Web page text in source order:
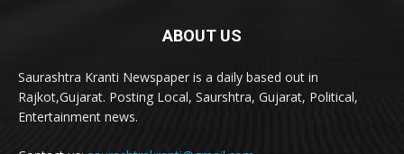
ABOUT US
Saurashtra Kranti Newspaper is a daily based out in
Rajkot,Gujarat. Posting Local, Saurshtra, Gujarat, Political,
Entertainment news.